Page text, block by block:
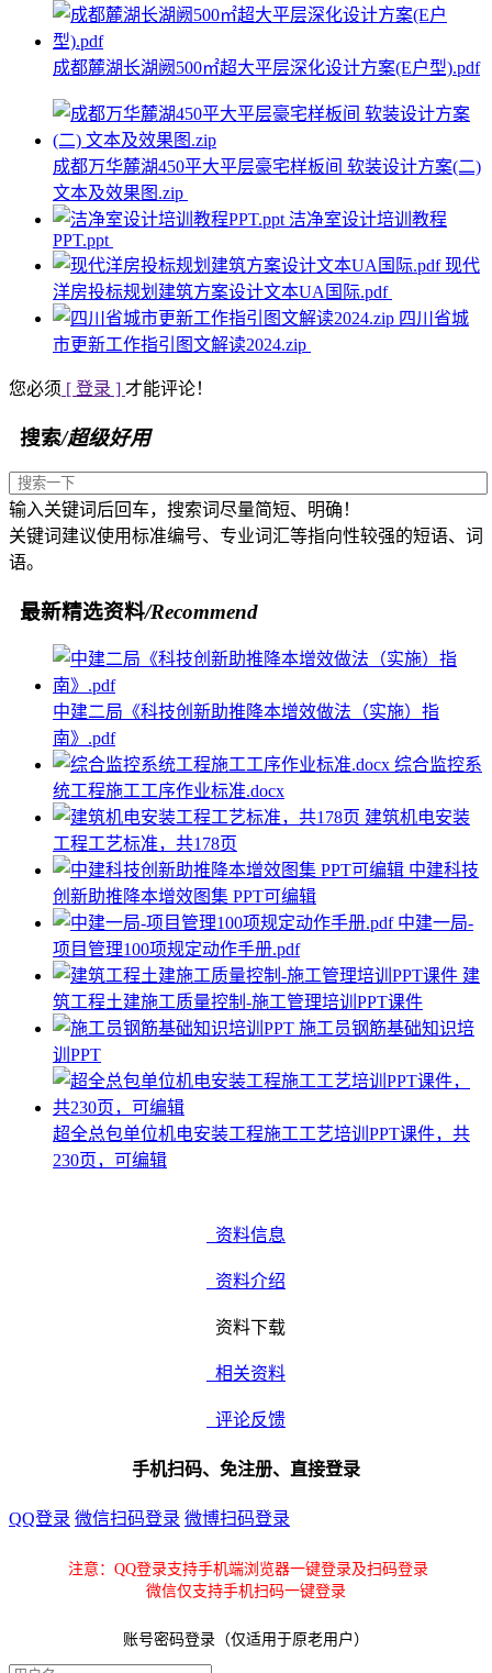
成都麓湖长湖阙500㎡超大平层深化设计方案(E户型).pdf
成都万华麓湖450平大平层豪宅样板间 软装设计方案(二)
文本及效果图.zip
洁净室设计培训教程
PPT.ppt
现代
洋房投标规划建筑方案设计文本UA国际.pdf
四川省城
市更新工作指引图文解读2024.zip
您必须 [ 登录 ] 才能评论！
搜索/超级好用
输入关键词后回车，搜索词尽量简短、明确！
关键词建议使用标准编号、专业词汇等指向性较强的短语、词
语。
最新精选资料/Recommend
中建二局《科技创新助推降本增效做法（实施）指
南》.pdf
综合监控系
统工程施工工序作业标准.docx
建筑机电安装
工程工艺标准，共178页
中建科技
创新助推降本增效图集 PPT可编辑
中建一局-
项目管理100项规定动作手册.pdf
建
筑工程土建施工质量控制-施工管理培训PPT课件
施工员钢筋基础知识培
训PPT
超全总包单位机电安装工程施工工艺培训PPT课件，共
230页，可编辑
资料信息
资料介绍
资料下载
相关资料
评论反馈
手机扫码、免注册、直接登录
QQ登录 微信扫码登录 微博扫码登录
注意：QQ登录支持手机端浏览器一键登录及扫码登录
微信仅支持手机扫码一键登录
账号密码登录（仅适用于原老用户）